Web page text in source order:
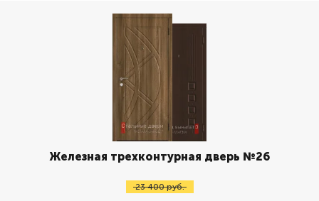
Железная трехконтурная дверь №26
23 400 руб.